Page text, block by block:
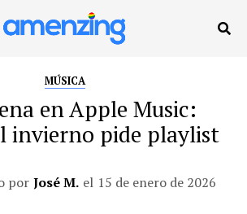
MÚSICA
en Apple Music:
invierno pide playlist
por José M. el 15 de enero de 2026